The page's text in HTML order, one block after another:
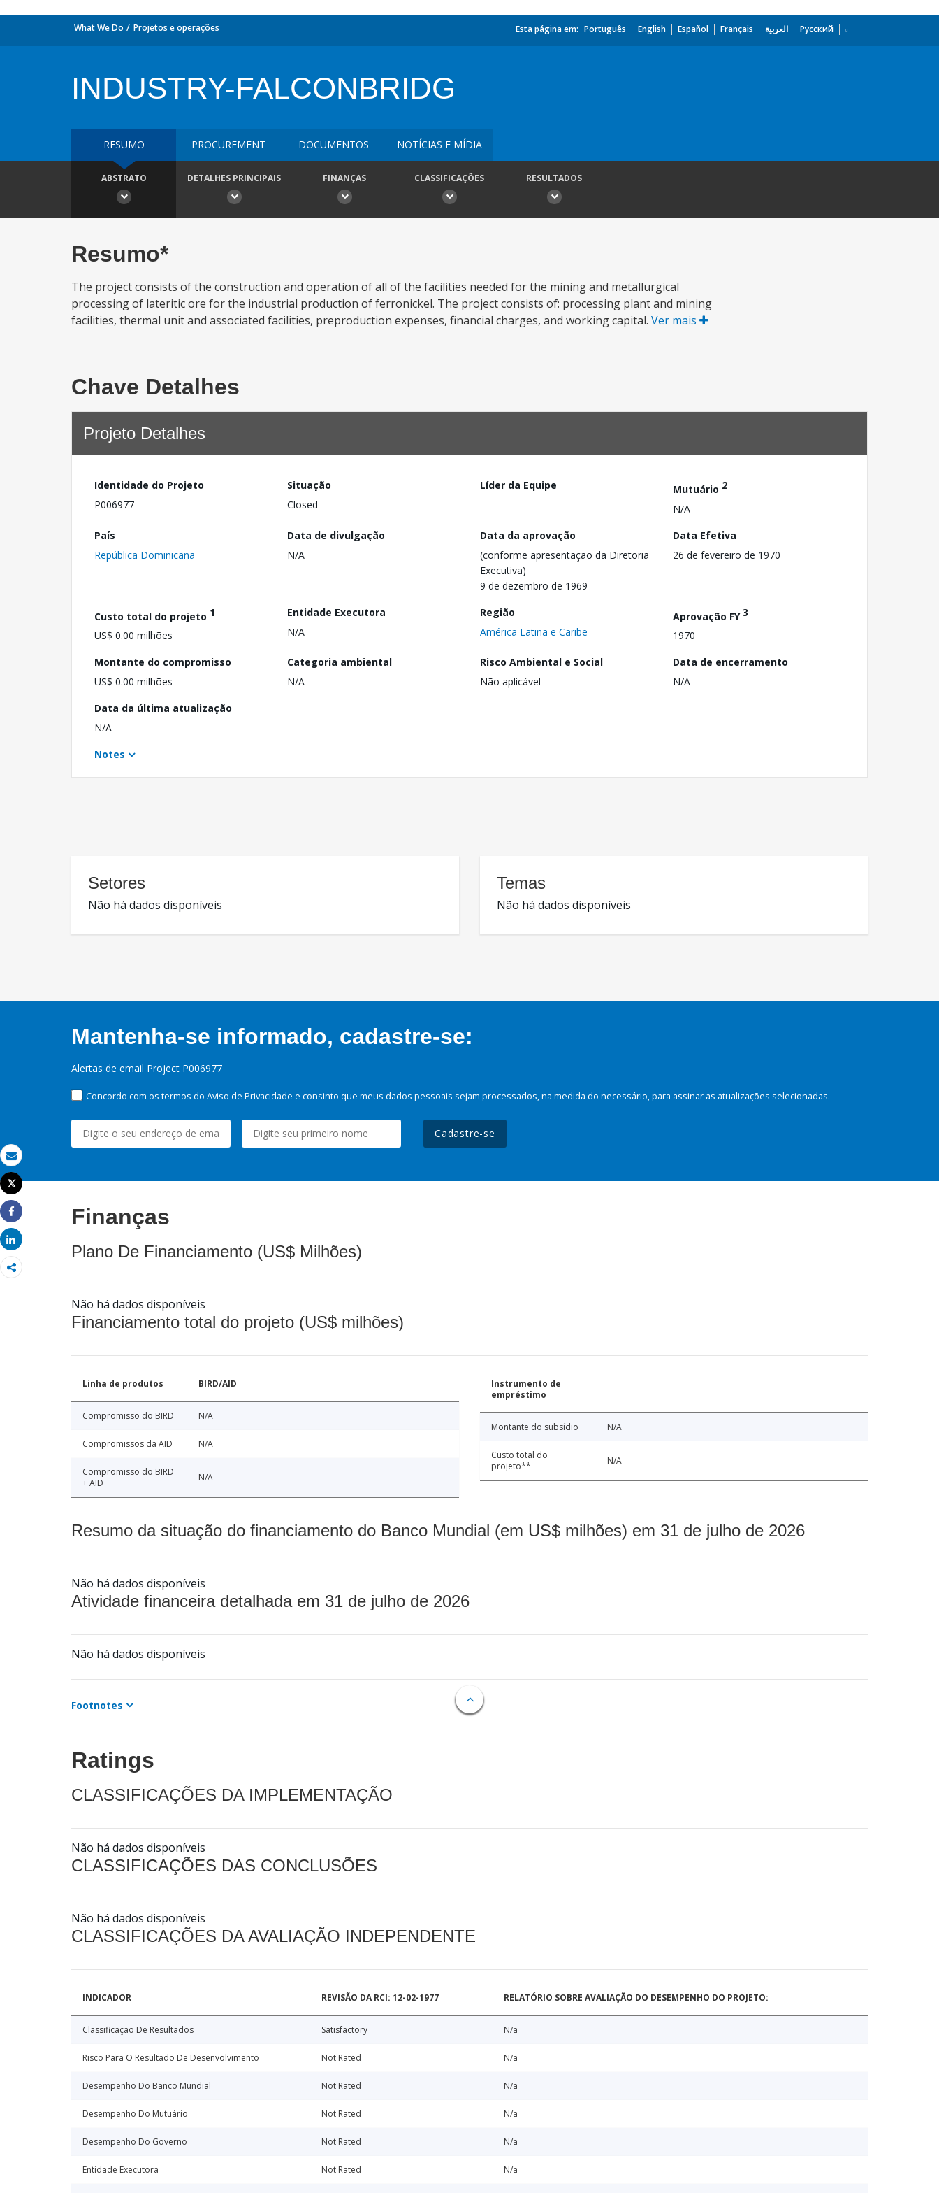
Email
Imprimir
Tweet
Share
Share
What We Do Projetos e operações Esta página em: Português English Español Français العربية Русский
INDUSTRY-FALCONBRIDG
RESUMO PROCUREMENT DOCUMENTOS NOTÍCIAS E MÍDIA
ABSTRATO DETALHES PRINCIPAIS FINANÇAS CLASSIFICAÇÕES RESULTADOS
Resumo*
The project consists of the construction and operation of all of the facilities needed for the mining and metallurgical
processing of lateritic ore for the industrial production of ferronickel. The project consists of: processing plant and mining
facilities, thermal unit and associated facilities, preproduction expenses, financial charges, and working capital. Ver mais
Chave Detalhes
Projeto Detalhes
Identidade do Projeto
P006977
Situação
Closed
Líder da Equipe Mutuário 2
N/A
País
República Dominicana
Data de divulgação
N/A
Data da aprovação
(conforme apresentação da Diretoria
Executiva)
9 de dezembro de 1969
Data Efetiva
26 de fevereiro de 1970
Custo total do projeto 1
US$ 0.00 milhões
Entidade Executora
N/A
Região
América Latina e Caribe
Aprovação FY3
1970
Montante do compromisso
US$ 0.00 milhões
Categoria ambiental
N/A
Risco Ambiental e Social
Não aplicável
Data de encerramento
N/A
Data da última atualização
N/A
Notes
Setores
Não há dados disponíveis
Temas
Não há dados disponíveis
Mantenha-se informado, cadastre-se:
Alertas de email Project P006977
Concordo com os termos do Aviso de Privacidade e consinto que meus dados pessoais sejam processados, na medida do necessário, para assinar as atualizações selecionadas.
Cadastre-se
Finanças
Plano De Financiamento (US$ Milhões)
Não há dados disponíveis
Financiamento total do projeto (US$ milhões)
Linha de produtos BIRD/AID
Compromisso do BIRD N/A
Compromissos da AID N/A
Compromisso do BIRD
+ AID
N/A
Instrumento de
empréstimo
Montante do subsídio N/A
Custo total do
projeto**
N/A
Resumo da situação do financiamento do Banco Mundial (em US$ milhões) em 31 de julho de 2026
Não há dados disponíveis
Atividade financeira detalhada em 31 de julho de 2026
Não há dados disponíveis
Footnotes
Ratings
CLASSIFICAÇÕES DA IMPLEMENTAÇÃO
Não há dados disponíveis
CLASSIFICAÇÕES DAS CONCLUSÕES
Não há dados disponíveis
CLASSIFICAÇÕES DA AVALIAÇÃO INDEPENDENTE
INDICADOR REVISÃO DA RCI: 12-02-1977 RELATÓRIO SOBRE AVALIAÇÃO DO DESEMPENHO DO PROJETO:
Classificação De Resultados Satisfactory N/a
Risco Para O Resultado De Desenvolvimento Not Rated N/a
Desempenho Do Banco Mundial Not Rated N/a
Desempenho Do Mutuário Not Rated N/a
Desempenho Do Governo Not Rated N/a
Entidade Executora Not Rated N/a